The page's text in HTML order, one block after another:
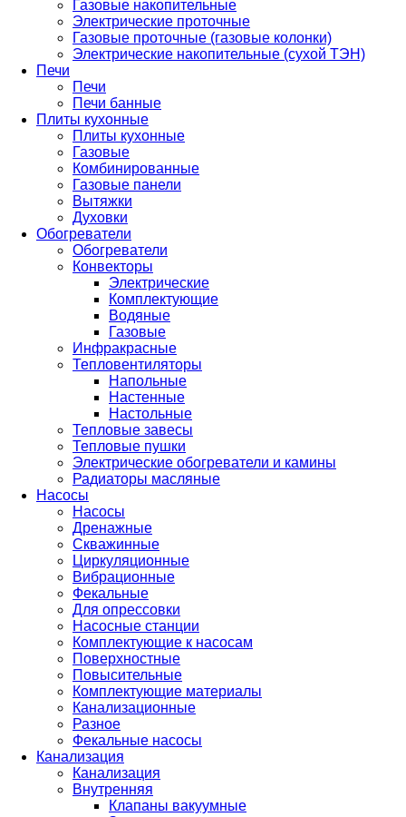
Газовые накопительные
Электрические проточные
Газовые проточные (газовые колонки)
Электрические накопительные (сухой ТЭН)
Печи
Печи
Печи банные
Плиты кухонные
Плиты кухонные
Газовые
Комбинированные
Газовые панели
Вытяжки
Духовки
Обогреватели
Обогреватели
Конвекторы
Электрические
Комплектующие
Водяные
Газовые
Инфракрасные
Тепловентиляторы
Напольные
Настенные
Настольные
Тепловые завесы
Тепловые пушки
Электрические обогреватели и камины
Радиаторы масляные
Насосы
Насосы
Дренажные
Скважинные
Циркуляционные
Вибрационные
Фекальные
Для опрессовки
Насосные станции
Комплектующие к насосам
Поверхностные
Повысительные
Комплектующие материалы
Канализационные
Разное
Фекальные насосы
Канализация
Канализация
Внутренняя
Клапаны вакуумные